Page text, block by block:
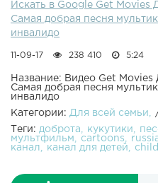
нуждаются в ласке, добре и
дружить. Надеемся, что
это понять.Разместите у
КоноваловаКреативный
ООО "БИГ ПАПА"Москва,
Искать в Google Get
Самая добрая песня
инвалидо
11-09-17 238 410 5:24
Название: Видео Get
Самая добрая песня
инвалидо
Категории: Для всей семьи
Теги: доброта кукутики
мультфильм
cartoons
канал
канал для детей